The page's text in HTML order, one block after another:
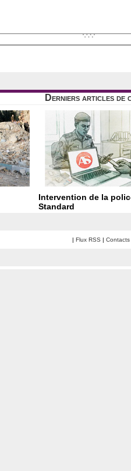
Derniers articles de
Intervention de la
Standard
| Flux RSS | Contacts